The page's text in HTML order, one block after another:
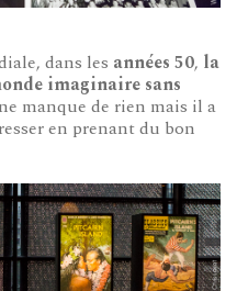
dans les années 50, la
imaginaire sans
manque de rien mais il a
en prenant du bon